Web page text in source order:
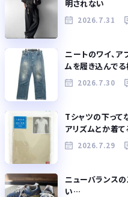
明されない
2026.7.31
ニートのワイ、
ムを履き込んで
2026.7.30
Tシャツの下って
アリズムとか着て
2026.7.29
ニューバランス
い…